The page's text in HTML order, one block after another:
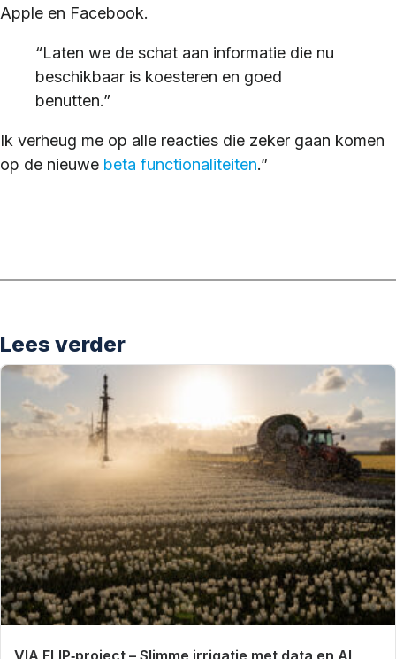
Apple en Facebook.
“Laten we de schat aan informatie die nu
beschikbaar is koesteren en goed
benutten.”
Ik verheug me op alle reacties die zeker gaan komen
op de nieuwe beta functionaliteiten.”
Lees verder